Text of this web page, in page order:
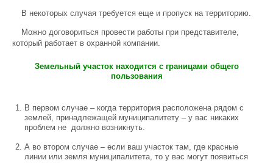
В некоторых случая требуется еще и пропуск на территорию.
Можно договориться провести работы при представителе,
который работает в охранной компании.
Земельный участок находится с границами общего
пользования
В первом случае – когда территория расположена рядом с
землей, принадлежащей муниципалитету – у вас никаких
проблем не должно возникнуть.
А во втором случае – если ваш участок там, где красные
линии или земля муниципалитета, то у вас могут появиться